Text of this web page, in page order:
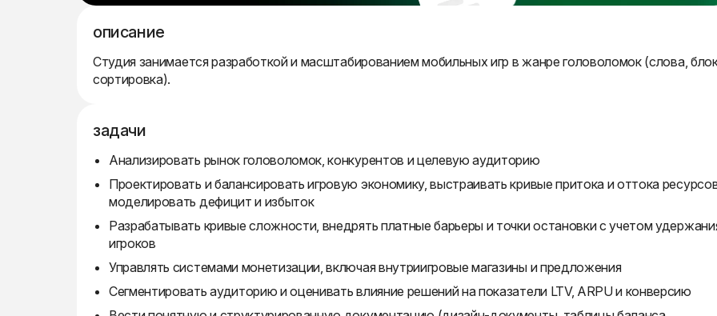
описание
Студия занимается разработкой и масштабированием мобильных игр в жанре головоломок (слова,
сортировка).
задачи
Анализировать рынок головоломок, конкурентов и целевую аудиторию
Проектировать и балансировать игровую экономику, выстраивать кривые притока и оттока
моделировать дефицит и избыток
Разрабатывать кривые сложности, внедрять платные барьеры и точки остановки с учетом
игроков
Управлять системами монетизации, включая внутриигровые магазины и предложения
Сегментировать аудиторию и оценивать влияние решений на показатели LTV, ARPU и конверсию